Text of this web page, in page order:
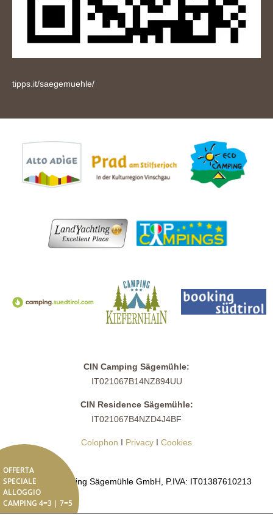
OFFERTA
SPECIALE
ALLOGGIO
CAMPING 4=3 | 7=5
tipps.it/saegemuehle/
CIN Camping Sägemühle:
IT021067B14NZ894UU
CIN Residence Sägemühle:
IT021067B4NZD4J4BF
Colophon I Privacy I Cookies
© 2026 Camping Sägemühle GmbH, P.IVA: IT01387610213